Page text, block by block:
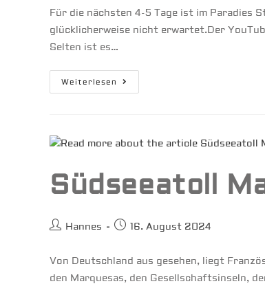
Für die nächsten 4-5 Tage ist im Paradies
glücklicherweise nicht erwartet.Der
Selten ist es…
Weiterlesen Südseeatoll
Tahanea
Südseeatoll
Beitrags-
Hannes
Beitrag
16. August 2024
Von Deutschland aus gesehen, liegt
den Marquesas, den Gesellschaftsinseln,